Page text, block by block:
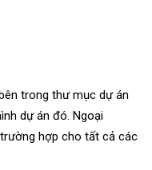
trong thư mục dự án
dự án đó. Ngoại
hợp cho tất cả các